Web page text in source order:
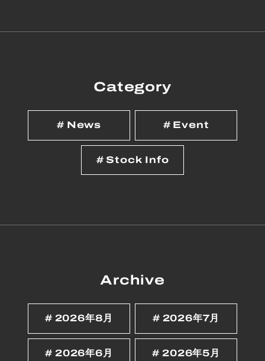
Category
News Event
Stock Info
Archive
2026年8月 2026年7月
2026年6月 2026年5月